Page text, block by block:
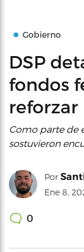
Gobierno
DSP
fondos
reforzar
Como parte de
sostuvieron
Por
Ene 8,
0